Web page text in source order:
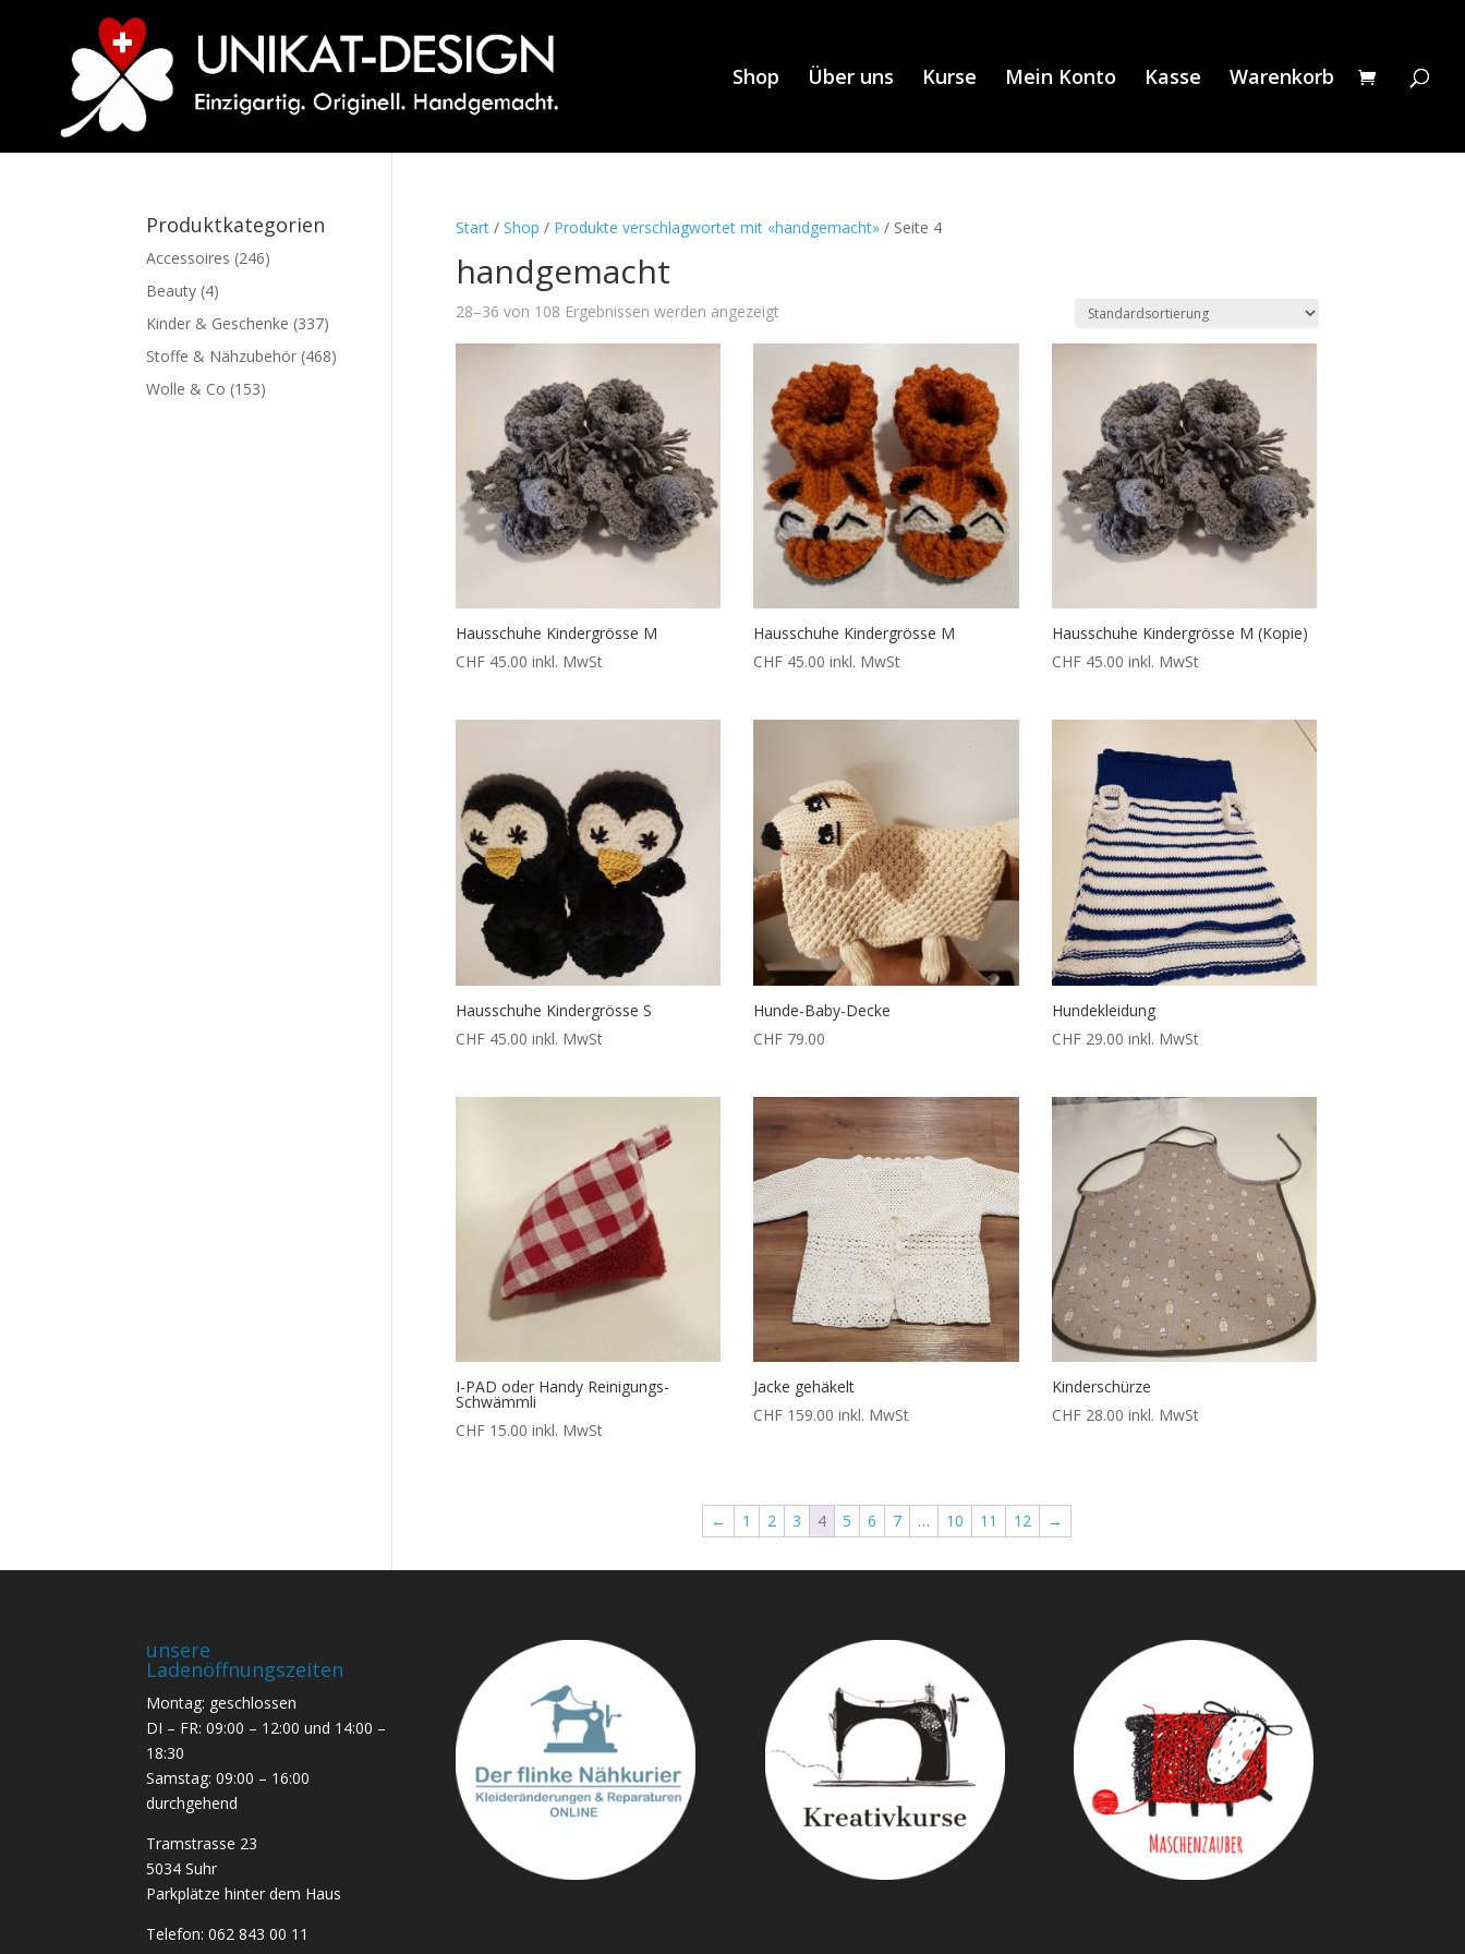
Shop Über uns Kurse Mein Konto Kasse Warenkorb
Start/ Shop / Produkte verschlagwortet mit «handgemacht»/ Seite 4
handgemacht
28–36 von 108 Ergebnissen werden angezeigt
Hausschuhe Kindergrösse M
CHF45.00 inkl. MwSt
Hausschuhe Kindergrösse M
CHF 45.00 inkl. MwSt
Hausschuhe Kindergrösse M (Kopie)
CHF45.00 inkl. MwSt
Hausschuhe Kindergrösse S
CHF45.00 inkl. MwSt
Hunde-Baby-Decke
CHF 79.00
Hundekleidung
CHF29.00 inkl. MwSt
I-PAD oder Handy Reinigungs-
Schwämmli
CHF15.00 inkl. MwSt
Jacke gehäkelt
CHF 159.00 inkl. MwSt
Kinderschürze
CHF28.00 inkl. MwSt
← 1 2 3 4 5 6 7 … 10 11 12 →
Produktkategorien
Accessoires (246)
Beauty (4)
Kinder & Geschenke (337)
Stoffe & Nähzubehör (468)
Wolle & Co (153)
unsere
Ladenöffnungszeiten
Montag: geschlossen
DI – FR: 09:00 – 12:00 und 14:00 –
18:30
Samstag: 09:00 – 16:00
durchgehend
Tramstrasse 23
5034 Suhr
Parkplätze hinter dem Haus
Telefon:062 843 00 11